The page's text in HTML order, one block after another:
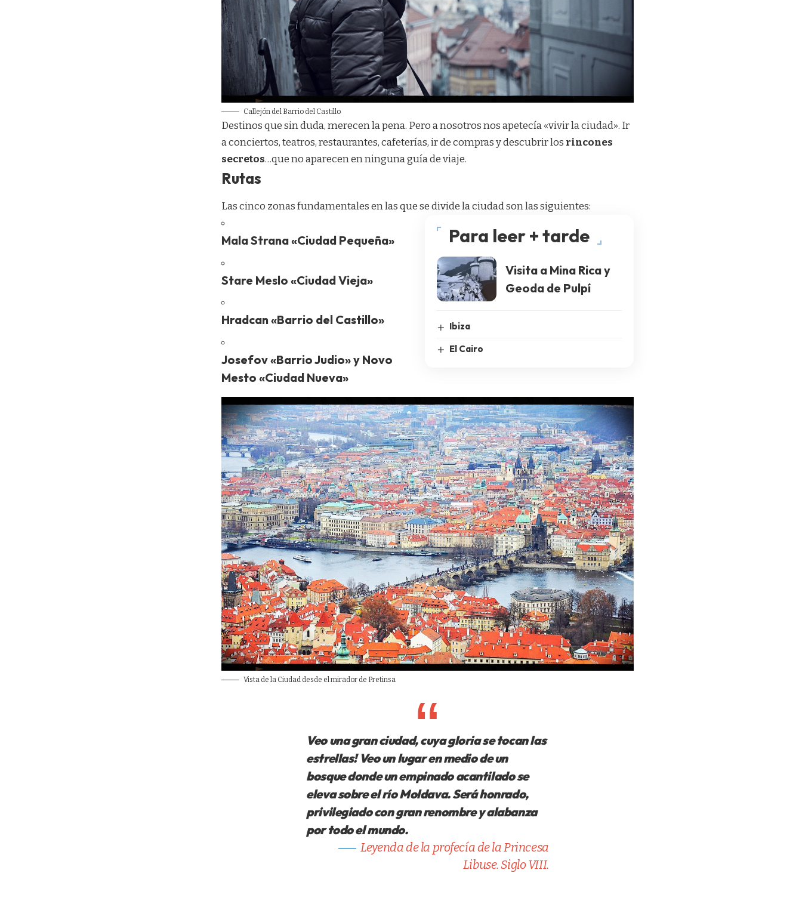
Callejón del Barrio del Castillo
Destinos que sin duda, merecen la pena. Pero a nosotros nos apetecía «vivir la ciudad». Ir
a conciertos, teatros, restaurantes, cafeterías, ir de compras y descubrir los rincones
secretos…que no aparecen en ninguna guía de viaje.
Rutas
Las cinco zonas fundamentales en las que se divide la ciudad son las siguientes:
Para leer + tarde
Visita a Mina Rica y
Geoda de Pulpí
Ibiza
El Cairo
Mala Strana «Ciudad Pequeña»
Stare Meslo «Ciudad Vieja»
Hradcan «Barrio del Castillo»
Josefov «Barrio Judio» y Novo
Mesto «Ciudad Nueva»
Vista de la Ciudad desde el mirador de Pretinsa
Veo una gran ciudad, cuya gloria se tocan las
estrellas! Veo un lugar en medio de un
bosque donde un empinado acantilado se
eleva sobre el río Moldava. Será honrado,
privilegiado con gran renombre y alabanza
por todo el mundo.
Leyenda de la profecía de la Princesa
Libuse. Siglo VIII.